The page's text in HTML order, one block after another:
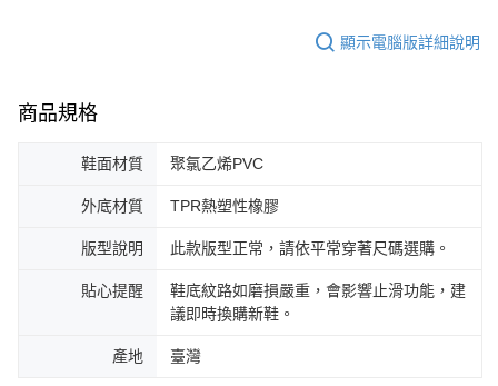
顯示電腦版詳細說明
商品規格
鞋面材質 聚氯乙烯PVC
外底材質 TPR熱塑性橡膠
版型說明 此款版型正常，請依平常穿著尺碼選購。
貼心提醒
鞋底紋路如磨損嚴重，會影響止滑功能，建
議即時換購新鞋。
產地 臺灣